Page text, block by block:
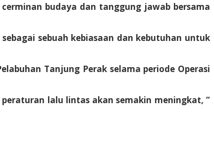
budaya dan tanggung jawab bersama
sebuah kebiasaan dan kebutuhan untuk
Tanjung Perak selama periode Operasi
lalu lintas akan semakin meningkat, ”